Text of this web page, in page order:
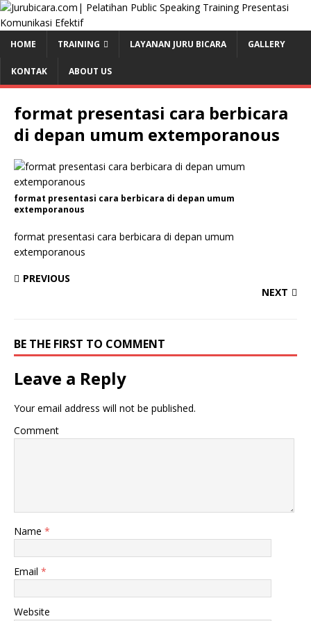
HOME TRAINING LAYANAN JURU BICARA GALLERY
KONTAK ABOUT US
format presentasi cara berbicara
di depan umum extemporanous
format presentasi cara berbicara di depan umum
extemporanous
format presentasi cara berbicara di depan umum
extemporanous
PREVIOUS
NEXT
BE THE FIRST TO COMMENT
Leave a Reply
Your email address will not be published.
Comment
Name *
Email *
Website